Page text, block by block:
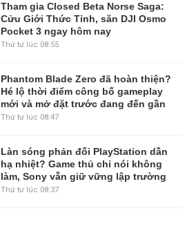
Tham gia Closed Beta Norse Saga:
Cửu Giới Thức Tỉnh, săn DJI Osmo
Pocket 3 ngay hôm nay
Thứ tư lúc 08:55
Phantom Blade Zero đã hoàn thiện?
Hé lộ thời điểm công bố gameplay
mới và mở đặt trước đang đến gần
Thứ tư lúc 08:47
Làn sóng phản đối PlayStation dần
hạ nhiệt? Game thủ chỉ nói không
làm, Sony vẫn giữ vững lập trường
Thứ tư lúc 08:37